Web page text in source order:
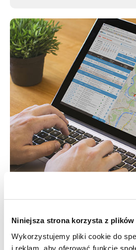
Niniejsza strona korzysta z plików
Wykorzystujemy pliki cookie do
i reklam, aby oferować funkcje